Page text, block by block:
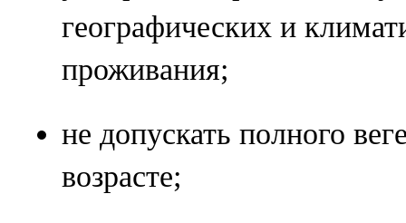
географических и
проживания;
не допускать полного
возрасте;